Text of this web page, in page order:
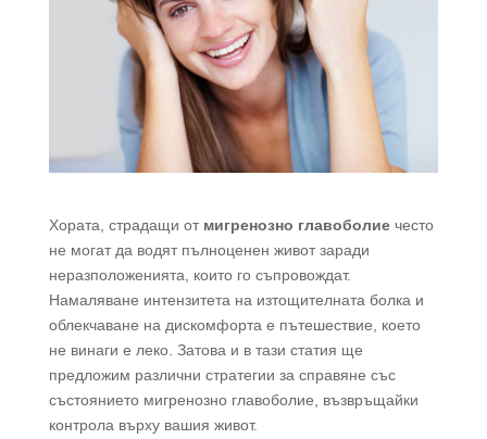
Хората, страдащи от мигренозно главоболиечесто
не могат да водят пълноценен живот заради
неразположенията, които го съпровождат.
Намаляване интензитета на изтощителната болка и
облекчаване на дискомфорта е пътешествие, което
не винаги е леко. Затова и в тази статия ще
предложим различни стратегии за справяне със
състоянието мигренозно главоболие, възвръщайки
контрола върху вашия живот.